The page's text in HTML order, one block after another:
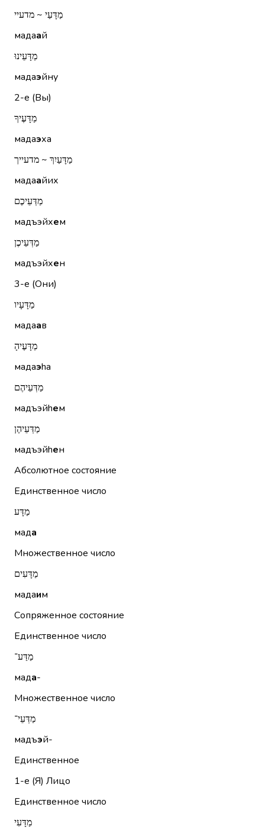
מַדָּעַי ~ מדעיי
мадаай
מַדָּעֵינוּ
мадаэйну
2-е (Вы)
מַדָּעֶיךָ
мадаэха
מַדָּעַיִךְ ~ מדעייך
мадаайих
מַדְּעֵיכֶם
мадъэйхем
מַדְּעֵיכֶן
мадъэйхен
3-е (Они)
מַדָּעָיו
мадаав
מַדָּעֶיהָ
мадаэhа
מַדְּעֵיהֶם
мадъэйhем
מַדְּעֵיהֶן
мадъэйhен
Абсолютное состояние
Единственное число
מַדָּע
мада
Множественное число
מַדָּעִים
мадаим
Сопряженное состояние
Единственное число
מַדַּע־
мада-
Множественное число
מַדְּעֵי־
мадъэй-
Единственное
1-е (Я) Лицо
Единственное число
מַדָּעִי